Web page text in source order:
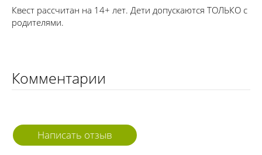
Квест рассчитан на 14+ лет. Дети допускаются ТОЛЬКО с
родителями.
Комментарии
Написать отзыв